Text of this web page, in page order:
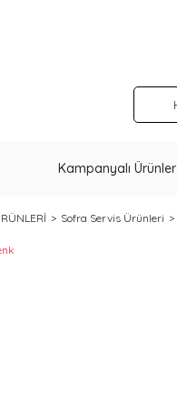
Kampanyalı Ürünler
Sofra Servis Ürünleri